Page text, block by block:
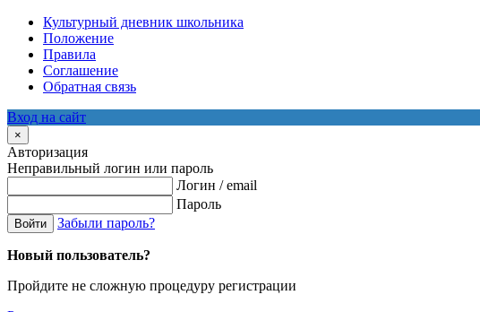
Культурный дневник школьника
Положение
Правила
Соглашение
Обратная связь
Вход на сайт
×
Авторизация
Неправильный логин или пароль
Логин / email
Пароль
Войти Забыли пароль?
Новый пользователь?
Пройдите не сложную процедуру регистрации